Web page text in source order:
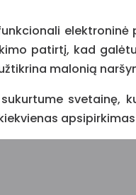
patirtį, kad
malonią
svetainę,